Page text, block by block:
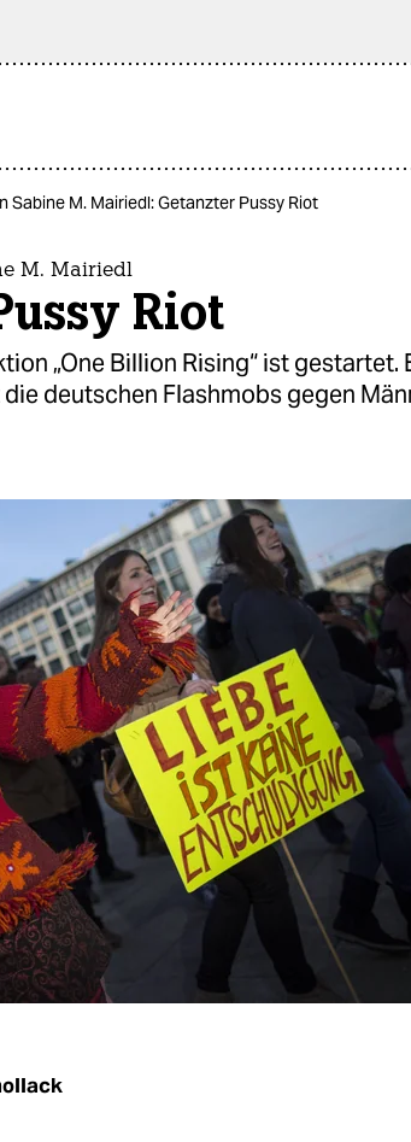
Sabine M. Mairiedl: Getanzter Pussy Riot
M. Mairiedl
Riot
„One Billion Rising“ ist gestartet.
deutschen Flashmobs gegen